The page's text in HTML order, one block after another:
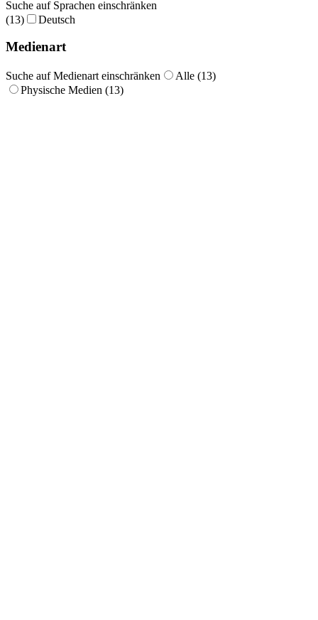
Suche auf Sprachen einschränken
(13)
Deutsch
Medienart
Suche auf Medienart einschränken
Alle (13)
Physische Medien (13)